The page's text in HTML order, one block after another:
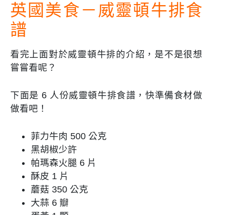
英國美食－ 威靈頓牛排食
譜
看完上面對於威靈頓牛排的介紹，是不是很想
嘗嘗看呢？
下面是 6 人份威靈頓牛排食譜，快準備食材做
做看吧！
菲力牛肉 500 公克
黑胡椒少許
帕瑪森火腿 6 片
酥皮 1 片
蘑菇 350 公克
大蒜 6 瓣